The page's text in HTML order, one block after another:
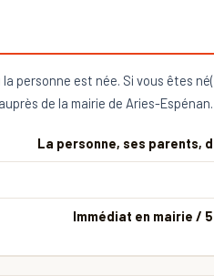
personne est née. Si vous êtes
de la mairie de Aries-Espénan.
La personne, ses parents,
Immédiat en mairie /